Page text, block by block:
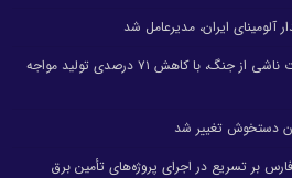
ایران، مدیرعامل شد
پتروشیمی اروند پس از اختلالات ناشی از جنگ، با کاهش ۷۱ درصدی تولید مواجه
دستخوش تغییر شد
بر تسریع در اجرای پروژه‌های تأمین برق